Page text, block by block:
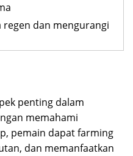
regen dan mengurangi
penting dalam
memahami
pemain dapat farming
dan memanfaatkan